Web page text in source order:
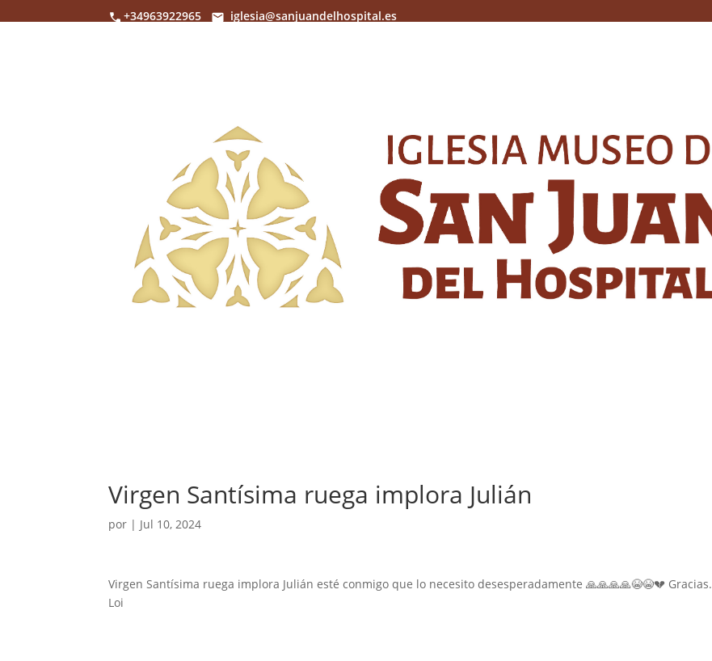
+34963922965 iglesia@sanjuandelhospital.es
Virgen Santísima ruega implora Julián
por | Jul 10, 2024
Virgen Santísima ruega implora Julián esté conmigo que lo necesito desesperadamente 🙏🙏🙏🙏😭😭💔 Gracias.
Loi